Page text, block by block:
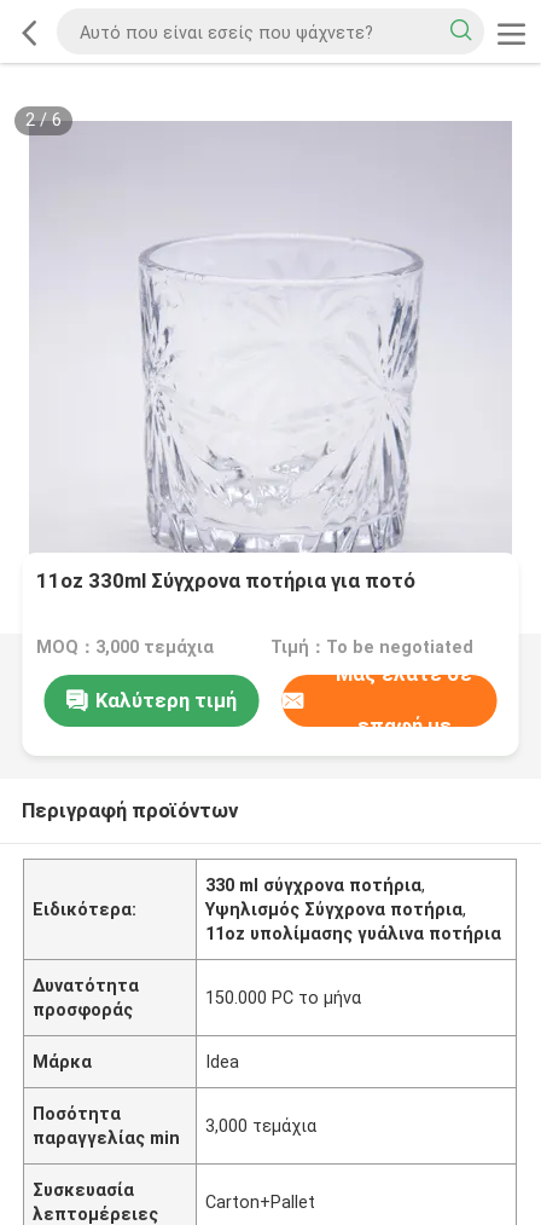
2/6
11oz 330ml Σύγχρονα ποτήρια για ποτό
MOQ：3,000 τεμάχια Τιμή：To be negotiated
Καλύτερη τιμή
Μας ελάτε σε
επαφή με
Περιγραφή προϊόντων
Ειδικότερα:
330 ml σύγχρονα ποτήρια,
Υψηλισμός Σύγχρονα ποτήρια,
11oz υπολίμασης γυάλινα ποτήρια
Δυνατότητα
προσφοράς
150.000 PC το μήνα
Μάρκα Idea
Ποσότητα
παραγγελίας min
3,000 τεμάχια
Συσκευασία
λεπτομέρειες
Carton+Pallet